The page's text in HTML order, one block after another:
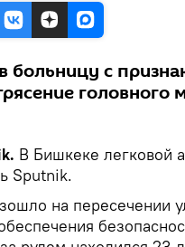
больницу с
головного
В Бишкеке легковой
Sputnik.
на пересечении